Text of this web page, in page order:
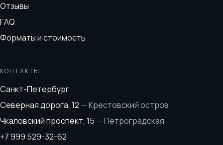
Отзывы
FAQ
Форматы и стоимость
КОНТАКТЫ
Санкт-Петербург
Северная дорога, 12 —Крестовский остров
Чкаловский проспект, 15 —Петроградская
+7 999 529-32-62